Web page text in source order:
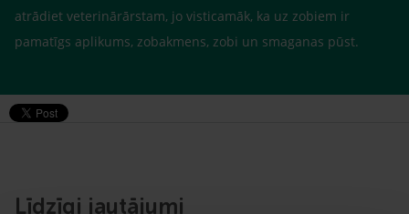
atrādiet veterinārārstam, jo visticamāk, ka uz zobiem ir
pamatīgs aplikums, zobakmens, zobi un smaganas pūst.
Līdzīgi jautājumi